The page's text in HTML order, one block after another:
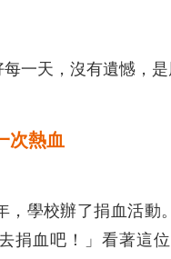
一天，沒有遺憾，是
次熱血
學校辦了捐血活動
捐血吧！」看著這